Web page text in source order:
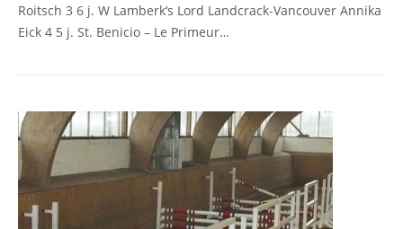
Roitsch 3 6 j. W Lamberk‘s Lord Landcrack-Vancouver Annika
Eick 4 5 j. St. Benicio – Le Primeur…